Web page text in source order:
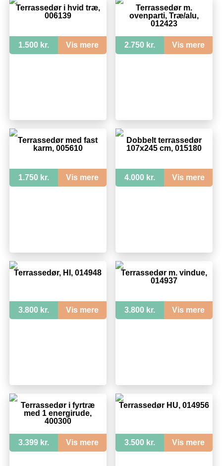
Terrassedør i hvid træ,
006139
1.500 kr. Vis mere
Terrassedør m.
ovenparti, Træ/alu,
012423
2.750 kr. Vis mere
Terrassedør med fast
karm, 005610
1.750 kr. Vis mere
Dobbelt terrassedør
107x245 cm, 015180
4.000 kr. Vis mere
Terrassedør, HI, 014948
3.800 kr. Vis mere
Terrassedør m. vindue,
014937
3.800 kr. Vis mere
Terrassedør i fyrtræ
med 1 energirude,
400300
3.399 kr. Vis mere
Terrassedør HU, 014956
3.500 kr. Vis mere